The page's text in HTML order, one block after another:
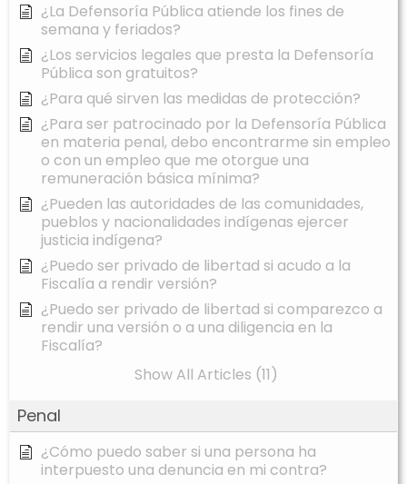
¿La Defensoría Pública atiende los fines de
semana y feriados?
¿Los servicios legales que presta la Defensoría
Pública son gratuitos?
¿Para qué sirven las medidas de protección?
¿Para ser patrocinado por la Defensoría Pública
en materia penal, debo encontrarme sin empleo
o con un empleo que me otorgue una
remuneración básica mínima?
¿Pueden las autoridades de las comunidades,
pueblos y nacionalidades indígenas ejercer
justicia indígena?
¿Puedo ser privado de libertad si acudo a la
Fiscalía a rendir versión?
¿Puedo ser privado de libertad si comparezco a
rendir una versión o a una diligencia en la
Fiscalía?
Show All Articles (11)
Penal
¿Cómo puedo saber si una persona ha
interpuesto una denuncia en mi contra?